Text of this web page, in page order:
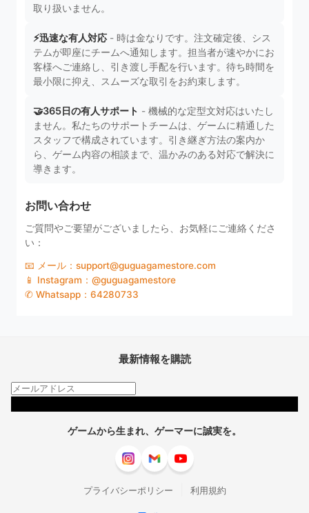
取り扱いません。
⚡迅速な有人対応 - 時は金なりです。注文確定後、シス
テムが即座にチームへ通知します。担当者が速やかにお
客様へご連絡し、引き渡し手配を行います。待ち時間を
最小限に抑え、スムーズな取引をお約束します。
🤝365日の有人サポート - 機械的な定型文対応はいたし
ません。私たちのサポートチームは、ゲームに精通した
スタッフで構成されています。引き継ぎ方法の案内か
ら、ゲーム内容の相談まで、温かみのある対応で解決に
導きます。
お問い合わせ
ご質問やご要望がございましたら、お気軽にご連絡くださ
い：
📧 メール：support@guguagamestore.com
📱 Instagram：@guguagamestore
✆ Whatsapp：64280733
ゲームから生まれ、ゲーマーに誠実を。
プライバシーポリシー 利用規約
最新情報を購読